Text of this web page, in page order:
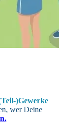
)Gewerke
wer Deine